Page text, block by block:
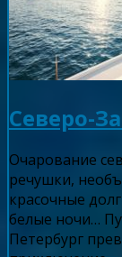
Северо-
Очарование
речушки,
красочные
белые ночи…
Петербург